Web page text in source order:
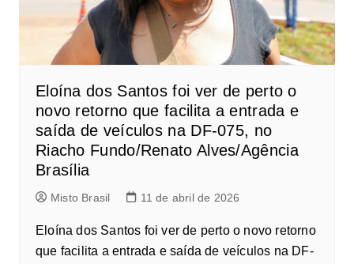
Eloína dos Santos foi ver de perto o
novo retorno que facilita a entrada e
saída de veículos na DF-075, no
Riacho Fundo/Renato Alves/Agência
Brasília
Misto Brasil 11 de abril de 2026
Eloína dos Santos foi ver de perto o novo retorno
que facilita a entrada e saída de veículos na DF-